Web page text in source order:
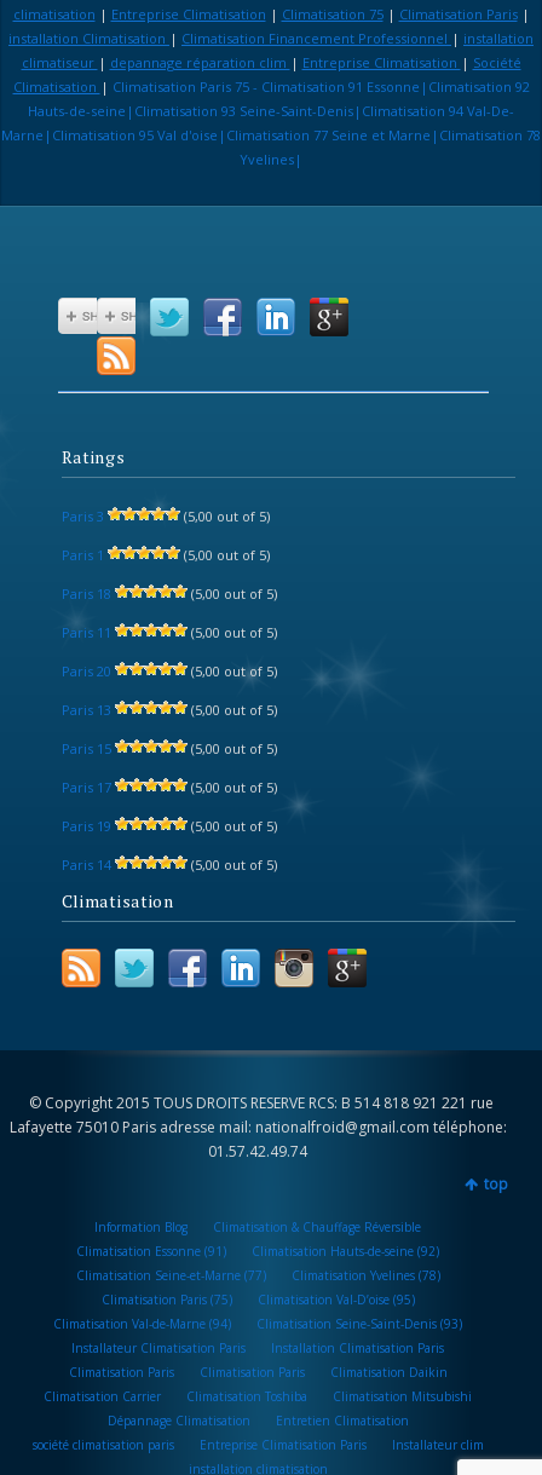
climatisation | Entreprise Climatisation | Climatisation 75| Climatisation Paris|
installation Climatisation | Climatisation Financement Professionnel | installation
climatiseur | depannage réparation clim | Entreprise Climatisation | Société
Climatisation | Climatisation Paris 75 - Climatisation 91 Essonne|Climatisation 92
Hauts-de-seine|Climatisation 93 Seine-Saint-Denis|Climatisation 94 Val-De-
Marne|Climatisation 95 Val d'oise|Climatisation 77 Seine et Marne|Climatisation 78
Yvelines|
Ratings
Paris 3 (5,00 out of 5)
Paris 1 (5,00 out of 5)
Paris 18 (5,00 out of 5)
Paris 11 (5,00 out of 5)
Paris 20 (5,00 out of 5)
Paris 13 (5,00 out of 5)
Paris 15 (5,00 out of 5)
Paris 17 (5,00 out of 5)
Paris 19 (5,00 out of 5)
Paris 14 (5,00 out of 5)
Climatisation
© Copyright 2015 TOUS DROITS RESERVE RCS: B 514 818 921 221 rue
Lafayette 75010 Paris adresse mail: nationalfroid@gmail.com téléphone:
01.57.42.49.74
top
Information Blog
Climatisation & Chauffage Réversible
Climatisation Essonne (91)
Climatisation Hauts-de-seine (92)
Climatisation Seine-et-Marne (77)
Climatisation Yvelines (78)
Climatisation Paris (75)
Climatisation Val-D’oise (95)
Climatisation Val-de-Marne (94)
Climatisation Seine-Saint-Denis (93)
Installateur Climatisation Paris
Installation Climatisation Paris
Climatisation Paris
Climatisation Paris
Climatisation Daikin
Climatisation Carrier
Climatisation Toshiba
Climatisation Mitsubishi
Dépannage Climatisation
Entretien Climatisation
société climatisation paris
Entreprise Climatisation Paris
Installateur clim
installation climatisation